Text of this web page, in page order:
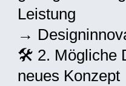
Leistung
→
🛠️ 2. Mögliche
neues Konzept